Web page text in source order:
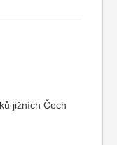
jižních Čech